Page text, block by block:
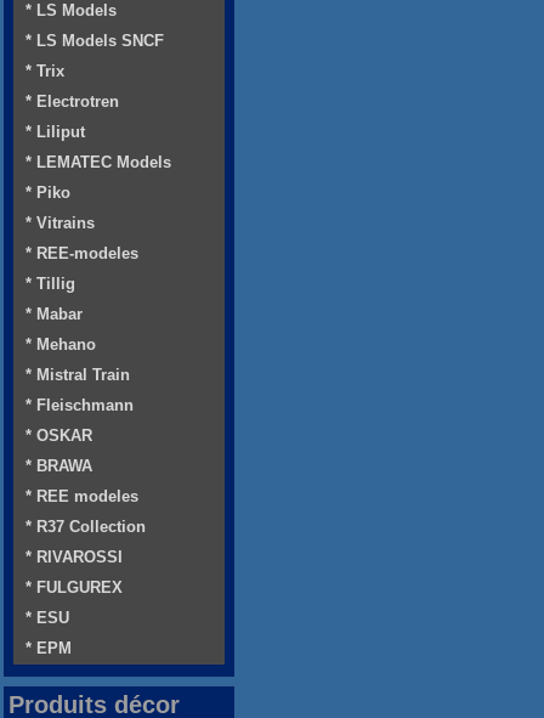
* LS Models
* LS Models SNCF
* Trix
* Electrotren
* Liliput
* LEMATEC Models
* Piko
* Vitrains
* REE-modeles
* Tillig
* Mabar
* Mehano
* Mistral Train
* Fleischmann
* OSKAR
* BRAWA
* REE modeles
* R37 Collection
* RIVAROSSI
* FULGUREX
* ESU
* EPM
Produits décor